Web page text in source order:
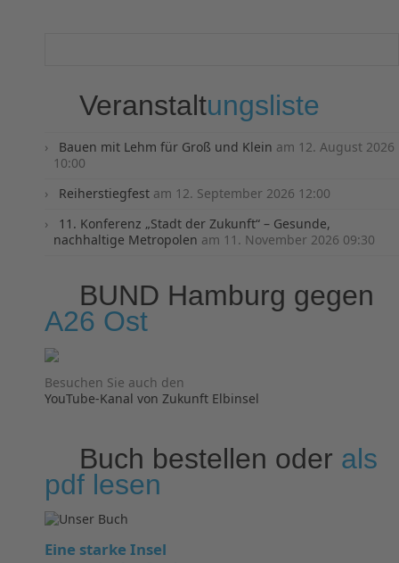
Veranstaltungsliste
Bauen mit Lehm für Groß und Klein am 12. August 2026
10:00
Reiherstiegfest am 12. September 2026 12:00
11. Konferenz „Stadt der Zukunft“ – Gesunde,
nachhaltige Metropolen am 11. November 2026 09:30
BUND Hamburg gegen
A26 Ost
Besuchen Sie auch den
YouTube-Kanal von Zukunft Elbinsel
Buch bestellen oder als
pdf lesen
Eine starke Insel